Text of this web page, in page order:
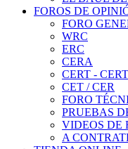
FORO
WRC
ERC
CERA
CERT -
CET / CER
FORO
PRUEBAS
VIDEOS DE
A
TIENDA ONLINE